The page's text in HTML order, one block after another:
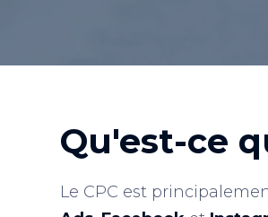
Qu'est-ce
Le CPC est